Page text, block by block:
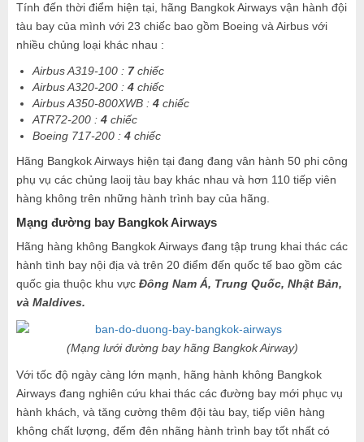
Tính đến thời điểm hiện tại, hãng Bangkok Airways vận hành đội
tàu bay của mình với 23 chiếc bao gồm Boeing và Airbus với
nhiều chủng loại khác nhau :
Airbus A319-100 : 7chiếc
Airbus A320-200 : 4 chiếc
Airbus A350-800XWB : 4 chiếc
ATR72-200 : 4 chiếc
Boeing 717-200 : 4 chiếc
Hãng Bangkok Airways hiện tại đang đang vân hành 50 phi công
phụ vụ các chủng laoij tàu bay khác nhau và hơn 110 tiếp viên
hàng không trên những hành trình bay của hãng.
Mạng đường bay Bangkok Airways
Hãng hàng không Bangkok Airways đang tập trung khai thác các
hành tình bay nội địa và trên 20 điểm đến quốc tế bao gồm các
quốc gia thuộc khu vực Đông Nam Á, Trung Quốc, Nhật Bản,
và Maldives.
(Mạng lưới đường bay hãng Bangkok Airway)
Với tốc độ ngày càng lớn mạnh, hãng hành không Bangkok
Airways đang nghiên cứu khai thác các đường bay mới phục vụ
hành khách, và tăng cường thêm đội tàu bay, tiếp viên hàng
không chất lượng, đếm đên nhãng hành trình bay tốt nhất có